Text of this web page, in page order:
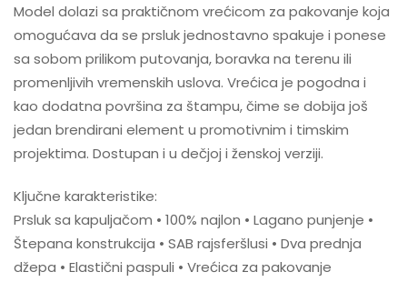
Model dolazi sa praktičnom vrećicom za pakovanje koja
omogućava da se prsluk jednostavno spakuje i ponese
sa sobom prilikom putovanja, boravka na terenu ili
promenljivih vremenskih uslova. Vrećica je pogodna i
kao dodatna površina za štampu, čime se dobija još
jedan brendirani element u promotivnim i timskim
projektima. Dostupan i u dečjoj i ženskoj verziji.
Ključne karakteristike:
Prsluk sa kapuljačom • 100% najlon • Lagano punjenje •
Štepana konstrukcija • SAB rajsferšlusi • Dva prednja
džepa • Elastični paspuli • Vrećica za pakovanje